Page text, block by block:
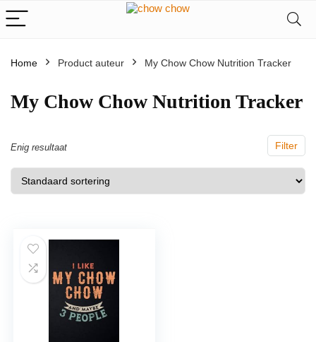
Home Product auteur My Chow Chow Nutrition Tracker
My Chow Chow Nutrition Tracker
Filter
Enig resultaat